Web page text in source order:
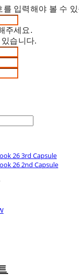
입력해야 볼 수
주세요.
습니다.
26 3rd Capsule
26 2nd Capsule